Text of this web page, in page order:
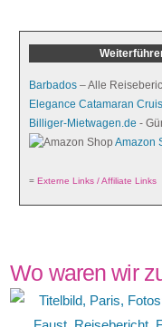
Barbados – Alle
Elegance Catamaran
Billiger-Mietwagen.de -
Amazon
= Externe Links / Affiliate Links
Wo waren wir